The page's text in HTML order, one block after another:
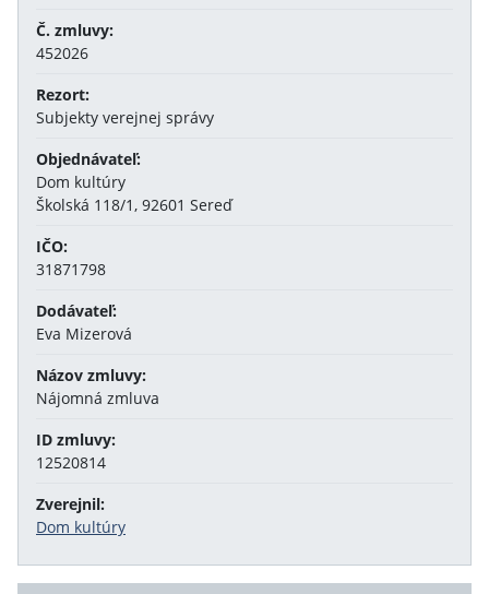
Č. zmluvy:
452026
Rezort:
Subjekty verejnej správy
Objednávateľ:
Dom kultúry
Školská 118/1, 92601 Sereď
IČO:
31871798
Dodávateľ:
Eva Mizerová
Názov zmluvy:
Nájomná zmluva
ID zmluvy:
12520814
Zverejnil:
Dom kultúry